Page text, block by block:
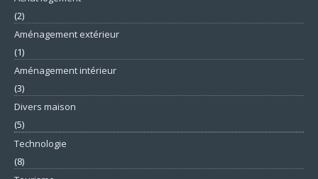
(2)
Aménagement extérieur
(1)
Aménagement intérieur
(3)
Divers maison
(5)
Technologie
(8)